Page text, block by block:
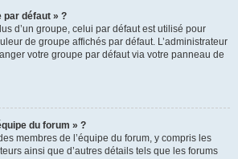
par défaut » ?
d’un groupe, celui par défaut est utilisé pour
de groupe affichés par défaut. L’administrateur
votre groupe par défaut via votre panneau de
du forum » ?
membres de l’équipe du forum, y compris les
ainsi que d’autres détails tels que les forums